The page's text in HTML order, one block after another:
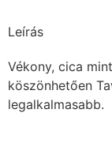
Leírás
Vékony, cica
köszönhetően
legalkalmasabb.